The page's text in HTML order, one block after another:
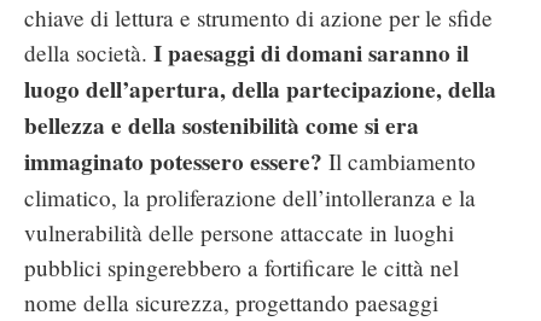
chiave di lettura e strumento di azione per le sfide
della società. I paesaggi di domani saranno il
luogo dell’apertura, della partecipazione, della
bellezza e della sostenibilità come si era
immaginato potessero essere? Il cambiamento
climatico, la proliferazione dell’intolleranza e la
vulnerabilità delle persone attaccate in luoghi
pubblici spingerebbero a fortificare le città nel
nome della sicurezza, progettando paesaggi